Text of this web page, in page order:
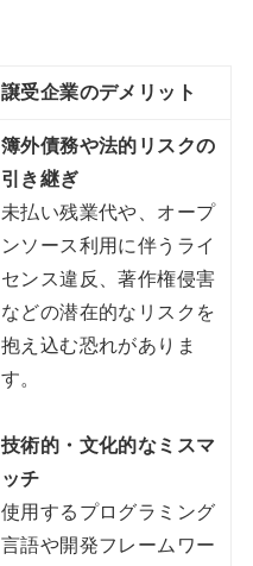
譲受企業のデメリット
簿外債務や法的リスクの
引き継ぎ
未払い残業代や、オープ
ンソース利用に伴うライ
センス違反、著作権侵害
などの潜在的なリスクを
抱え込む恐れがありま
す。
技術的・文化的なミスマ
ッチ
使用するプログラミング
言語や開発フレームワー